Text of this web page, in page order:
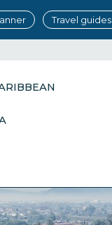
Travel guides